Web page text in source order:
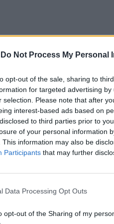
Do Not Process My Personal
opt-out of the sale, sharing to
for targeted advertising
selection. Please note that after
interest-based ads based on
to third parties prior to
of your personal information
This information may also be
Participants that may further
Data Processing Opt Outs
opt-out of the Sharing of my
como são? A sua cor? As
mesmos especiais?
“ DC Liga dos Super-Pets
sessões gratuitas de
sábado de janeiro, dia 7,
amigos inseparáveis,
a lado. Quando o Super-
os animais abandonados
Chip, o esquilo – a